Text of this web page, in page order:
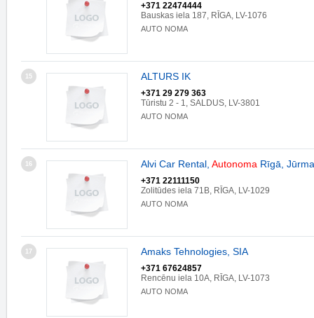
+371 22474444
Bauskas iela 187, RĪGA, LV-1076
AUTO NOMA
15 ALTURS IK
+371 29 279 363
Tūristu 2 - 1, SALDUS, LV-3801
AUTO NOMA
16 Alvi Car Rental, Autonoma Rīgā,
+371 22111150
Zolitūdes iela 71B, RĪGA, LV-1029
AUTO NOMA
17 Amaks Tehnologies, SIA
+371 67624857
Rencēnu iela 10A, RĪGA, LV-1073
AUTO NOMA